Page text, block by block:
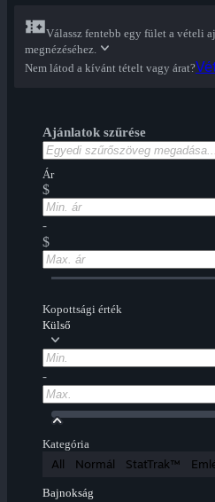
Válassz fentebb egy fület a vételi
megnézéséhez.
Nem látod a kívánt tételt vagy árat?
Ajánlatok szűrése
Ár
$
-
$
Kopottsági érték
Külső
-
Kategória
All Normál StatTrak™
Bajnokság